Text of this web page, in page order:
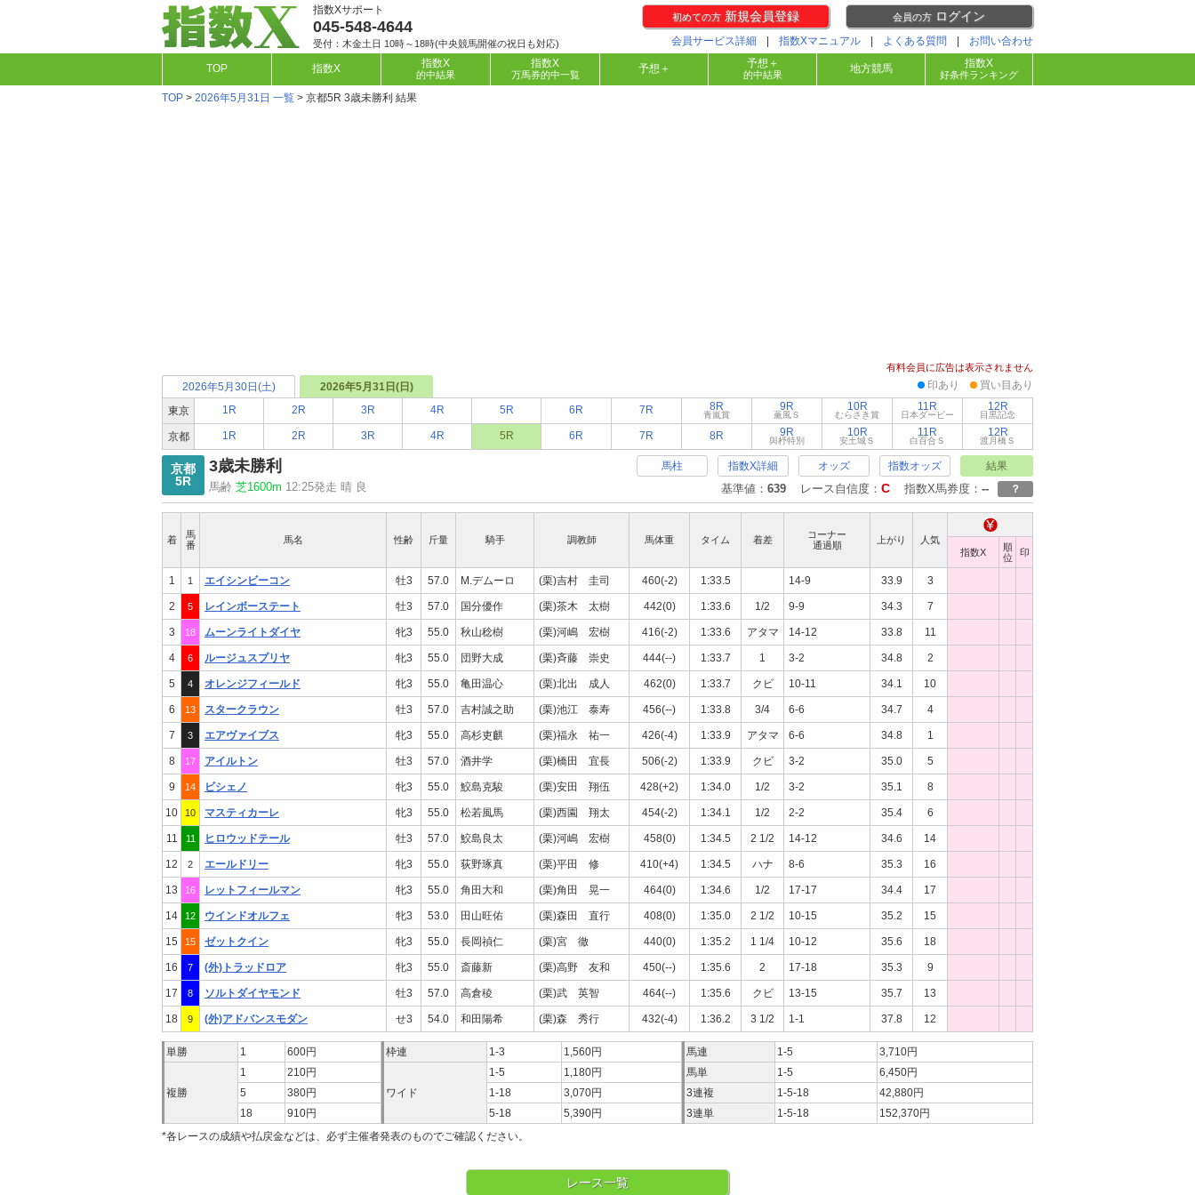
指数Xサポート
045-548-4644
受付：木金土日 10時～18時(中央競馬開催の祝日も対応)
初めての方新規会員登録 会員の方 ログイン
会員サービス詳細 指数Xマニュアル よくある質問 お問い合わせ
TOP 指数X 指数X
的中結果
指数X
万馬券的中一覧 予想＋ 予想＋
的中結果 地方競馬 指数X
好条件ランキング
TOP > 2026年5月31日 一覧 > 京都5R 3歳未勝利 結果
有料会員に広告は表示されません
2026年5月30日(土) 2026年5月31日(日) 印あり 買い目あり
東京 1R 2R 3R 4R 5R 6R 7R 8R
青嵐賞
9R
薫風Ｓ
10R
むらさき賞
11R
日本ダービー
12R
目黒記念
京都 1R 2R 3R 4R 5R 6R 7R 8R 9R
與杼特別
10R
安土城Ｓ
11R
白百合Ｓ
12R
渡月橋Ｓ
京都
5R
3歳未勝利
馬齢 芝1600m 12:25発走 晴 良
馬柱 指数X詳細 オッズ 指数オッズ 結果
基準値： 639 レース自信度： C 指数X馬券度： -- ？
着
馬
番
馬名 性齢 斤量 騎手 調教師 馬体重 タイム 着差
コーナー
通過順
上がり
人気
指数X
順
位
印
1 1 エイシンビーコン 牡3 57.0 M.デムーロ (栗)吉村 圭司 460(-2) 1:33.5 14-9 33.9 3
2 5 レインボーステート 牡3 57.0 国分優作 (栗)茶木 太樹 442(0) 1:33.6 1/2 9-9 34.3 7
3 18 ムーンライトダイヤ 牝3 55.0 秋山稔樹 (栗)河嶋 宏樹 416(-2) 1:33.6 アタマ 14-12 33.8 11
4 6 ルージュスプリヤ 牝3 55.0 団野大成 (栗)斉藤 崇史 444(--) 1:33.7 1 3-2 34.8 2
5 4 オレンジフィールド 牝3 55.0 亀田温心 (栗)北出 成人 462(0) 1:33.7 クビ 10-11 34.1 10
6 13 スタークラウン 牡3 57.0 吉村誠之助 (栗)池江 泰寿 456(--) 1:33.8 3/4 6-6 34.7 4
7 3 エアヴァイブス 牝3 55.0 高杉吏麒 (栗)福永 祐一 426(-4) 1:33.9 アタマ 6-6 34.8 1
8 17 アイルトン 牡3 57.0 酒井学 (栗)橋田 宜長 506(-2) 1:33.9 クビ 3-2 35.0 5
9 14 ビシェノ 牝3 55.0 鮫島克駿 (栗)安田 翔伍 428(+2) 1:34.0 1/2 3-2 35.1 8
10 10 マスティカーレ 牝3 55.0 松若風馬 (栗)西園 翔太 454(-2) 1:34.1 1/2 2-2 35.4 6
11 11 ヒロウッドテール 牡3 57.0 鮫島良太 (栗)河嶋 宏樹 458(0) 1:34.5 2 1/2 14-12 34.6 14
12 2 エールドリー 牝3 55.0 荻野琢真 (栗)平田 修 410(+4) 1:34.5 ハナ 8-6 35.3 16
13 16 レットフィールマン 牝3 55.0 角田大和 (栗)角田 晃一 464(0) 1:34.6 1/2 17-17 34.4 17
14 12 ウインドオルフェ 牝3 53.0 田山旺佑 (栗)森田 直行 408(0) 1:35.0 2 1/2 10-15 35.2 15
15 15 ゼットクイン 牝3 55.0 長岡禎仁 (栗)宮 徹 440(0) 1:35.2 1 1/4 10-12 35.6 18
16 7 (外)トラッドロア 牝3 55.0 斎藤新 (栗)高野 友和 450(--) 1:35.6 2 17-18 35.3 9
17 8 ソルトダイヤモンド 牡3 57.0 高倉稜 (栗)武 英智 464(--) 1:35.6 クビ 13-15 35.7 13
18 9 (外)アドバンスモダン せ3 54.0 和田陽希 (栗)森 秀行 432(-4) 1:36.2 3 1/2 1-1 37.8 12
単勝 1 600円
複勝
1
210円
5
380円
18
910円
枠連 1-3 1,560円
ワイド
1-5
1,180円
1-18
3,070円
5-18
5,390円
馬連 1-5
3,710円
馬単
1-5
6,450円
3連複
1-5-18
42,880円
3連単
1-5-18
152,370円
*各レースの成績や払戻金などは、必ず主催者発表のものでご確認ください。
レース一覧